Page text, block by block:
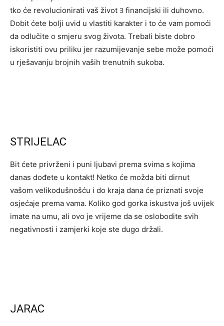
tko će revolucionirati vaš život ﾖ financijski ili duhovno.
Dobit ćete bolji uvid u vlastiti karakter i to će vam pomoći
da odlučite o smjeru svog života. Trebali biste dobro
iskoristiti ovu priliku jer razumijevanje sebe može pomoći
u rješavanju brojnih vaših trenutnih sukoba.
STRIJELAC
Bit ćete privrženi i puni ljubavi prema svima s kojima
danas dođete u kontakt! Netko će možda biti dirnut
vašom velikodušnošću i do kraja dana će priznati svoje
osjećaje prema vama. Koliko god gorka iskustva još uvijek
imate na umu, ali ovo je vrijeme da se oslobodite svih
negativnosti i zamjerki koje ste dugo držali.
JARAC